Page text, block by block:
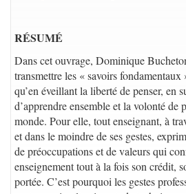
RÉSUMÉ
Dans cet ouvrage, Dominique
transmettre les « savoirs fondamentaux
qu’en éveillant la liberté de penser, en
d’apprendre ensemble et la volonté de
monde. Pour elle, tout enseignant, à
et dans le moindre de ses gestes,
de préoccupations et de valeurs qui
enseignement tout à la fois son crédit,
portée. C’est pourquoi les gestes